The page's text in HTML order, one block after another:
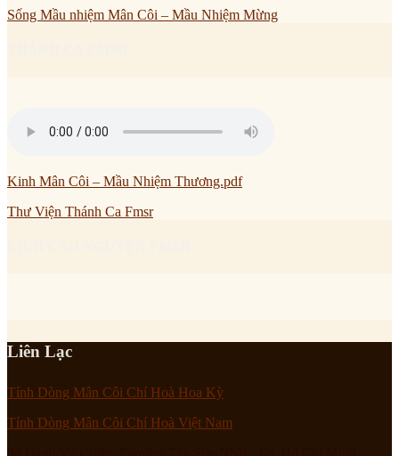
Sống Mầu nhiệm Mân Côi – Mầu Nhiệm Mừng
Kinh Mân Côi – Mầu Nhiệm Thương.pdf
Thư Viện Thánh Ca Fmsr
Liên Lạc
Tỉnh Dòng Mân Côi Chí Hoà Hoa Kỳ
Tỉnh Dòng Mân Côi Chí Hoà Việt Nam